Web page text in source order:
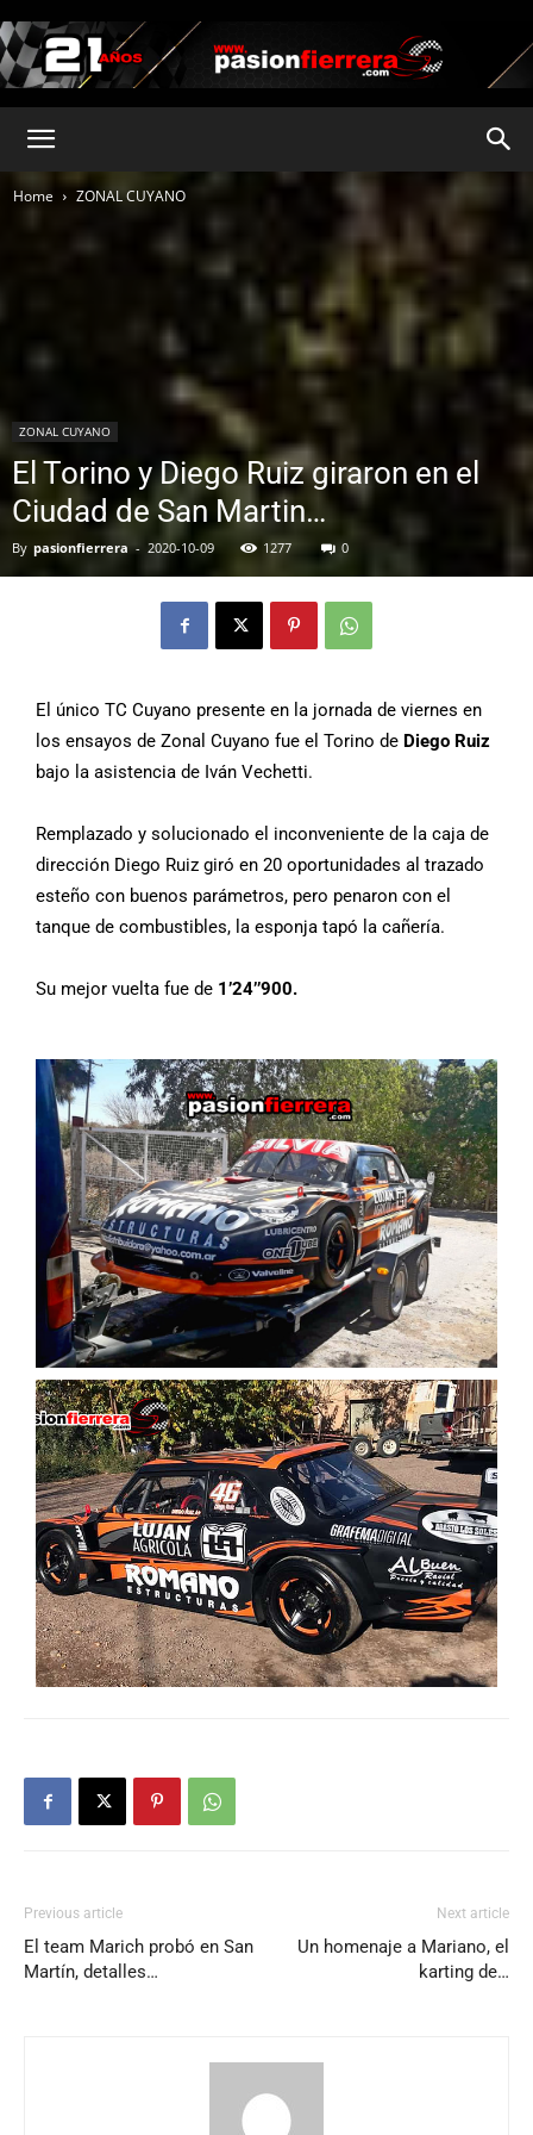
Home ZONAL CUYANO
ZONAL CUYANO
El Torino y Diego Ruiz giraron en el
Ciudad de San Martin…
By pasionfierrera - 2020-10-09 1277 0
El único TC Cuyano presente en la jornada de viernes en
los ensayos de Zonal Cuyano fue el Torino de Diego Ruiz
bajo la asistencia de Iván Vechetti.
Remplazado y solucionado el inconveniente de la caja de
dirección Diego Ruiz giró en 20 oportunidades al trazado
esteño con buenos parámetros, pero penaron con el
tanque de combustibles, la esponja tapó la cañería.
Su mejor vuelta fue de 1’24’’900.
Previous article
El team Marich probó en San
Martín, detalles…
Next article
Un homenaje a Mariano, el
karting de…